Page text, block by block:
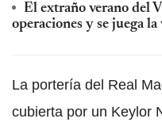
El extraño verano del
operaciones y se juega la
La portería del Real
cubierta por un Keylor